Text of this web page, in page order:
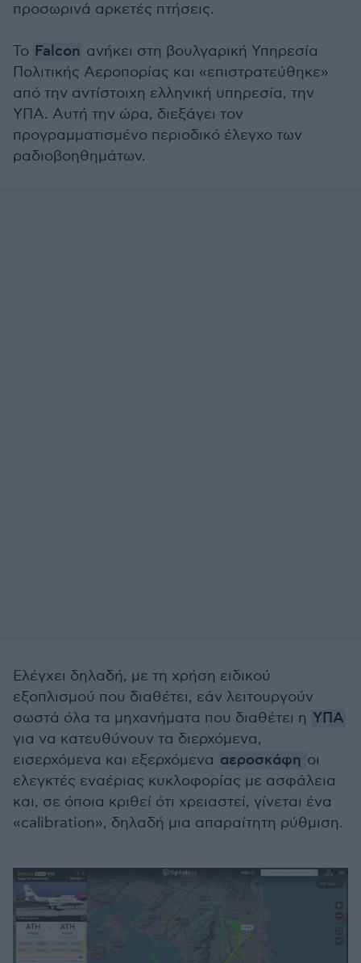
προσωρινά αρκετές πτήσεις.
Το Falcon ανήκει στη βουλγαρική Υπηρεσία
Πολιτικής Αεροπορίας και «επιστρατεύθηκε»
από την αντίστοιχη ελληνική υπηρεσία, την
ΥΠΑ. Αυτή την ώρα, διεξάγει τον
προγραμματισμένο περιοδικό έλεγχο των
ραδιοβοηθημάτων.
Ελέγχει δηλαδή, με τη χρήση ειδικού
εξοπλισμού που διαθέτει, εάν λειτουργούν
σωστά όλα τα μηχανήματα που διαθέτει η ΥΠΑ
για να κατευθύνουν τα διερχόμενα,
εισερχόμενα και εξερχόμενα αεροσκάφη οι
ελεγκτές εναέριας κυκλοφορίας με ασφάλεια
και, σε όποια κριθεί ότι χρειαστεί, γίνεται ένα
«calibration», δηλαδή μια απαραίτητη ρύθμιση.